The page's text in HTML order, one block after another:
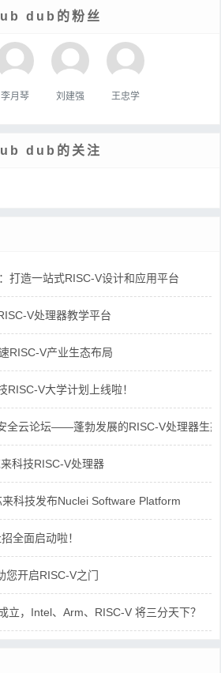
dub的粉丝
李月琴 刘建强 王忠学
dub的关注
打造一站式RISC-V设计和应用平台
V处理器教学平台
RISC-V产业生态布局
V大学计划上线啦！
全云论坛——蓬勃发展的RISC-V处理器生态
科技RISC-V处理器
科技发布Nuclei Software Platform
全面启动啦！
您开启RISC-V之门
立，Intel、Arm、RISC-V 将三分天下？